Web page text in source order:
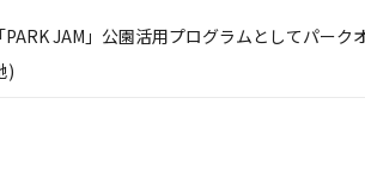
JAM」公園活用プログラムとしてパーク
)